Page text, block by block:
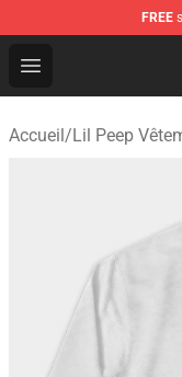
FREE
Open menu
Lil Peep Store
Accueil/Lil Peep